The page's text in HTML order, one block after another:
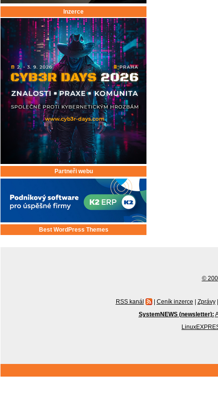
Inzerce
Partneři webu
Best WordPress Themes
©
RSS kanál | Ceník inzerce | Zprávy |
SystemNEWS (newsletter):